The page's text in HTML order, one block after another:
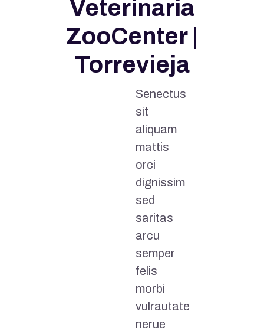
Veterinaria
ZooCenter |
Torrevieja
Senectus
sit
aliquam
mattis
orci
dignissim
sed
saritas
arcu
semper
felis
morbi
vulrautate
nerue